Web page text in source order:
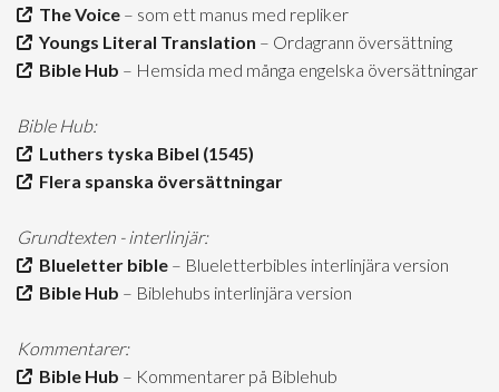
The Voice – som ett manus med repliker
Youngs Literal Translation – Ordagrann översättning
Bible Hub – Hemsida med många engelska översättningar
Bible Hub:
Luthers tyska Bibel (1545)
Flera spanska översättningar
Grundtexten - interlinjär:
Blueletter bible – Blueletterbibles interlinjära version
Bible Hub – Biblehubs interlinjära version
Kommentarer:
Bible Hub – Kommentarer på Biblehub